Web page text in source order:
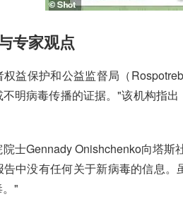
专家观点
益保护和公益监督局（
明病毒传播的证据。"该机构指
士Gennady Onishchenko向塔
中没有任何关于新病毒的信息
"